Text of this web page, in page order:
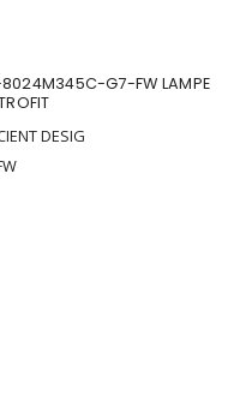
8024M345C-G7-FW LAMPE
DESIG